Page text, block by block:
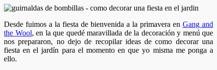
Desde fuimos a la fiesta de bienvenida a la primavera en Gang and
the Wool, en la que quedé maravillada de la decoración y menú que
nos prepararon, no dejo de recopilar ideas de como decorar una
fiesta en el jardín para el momento en que yo misma me ponga a
ello.